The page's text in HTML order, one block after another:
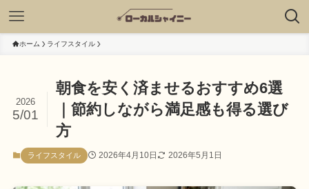
ホーム ライフスタイル
朝食を安く済ませるおすすめ6選
｜節約しながら満足感も得る選び
方
2026
5/01
ライフスタイル 2026年4月10日 2026年5月1日